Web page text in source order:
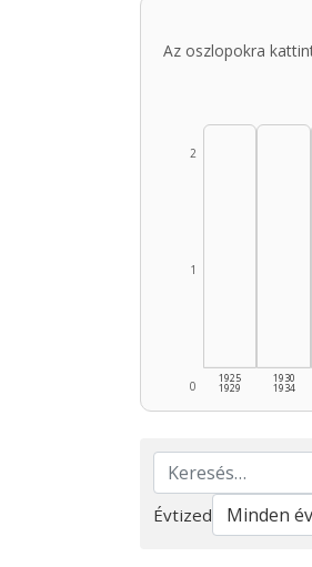
Az oszlopokra
0
1
2
1925
1929
1930
1934
Keresés
Évtized